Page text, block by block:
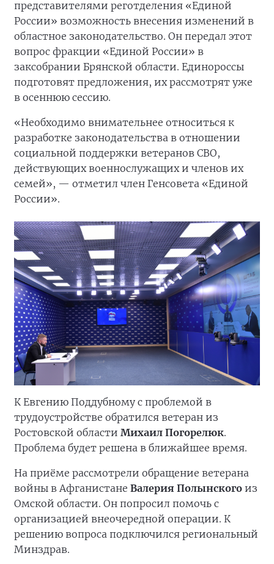
представителями реготделения «Единой
России» возможность внесения изменений в
областное законодательство. Он передал этот
вопрос фракции «Единой России» в
заксобрании Брянской области. Единороссы
подготовят предложения, их рассмотрят уже
в осеннюю сессию.
«Необходимо внимательнее относиться к
разработке законодательства в отношении
социальной поддержки ветеранов СВО,
действующих военнослужащих и членов их
семей», — отметил член Генсовета «Единой
России».
К Евгению Поддубному с проблемой в
трудоустройстве обратился ветеран из
Ростовской области Михаил Погорелюк.
Проблема будет решена в ближайшее время.
На приёме рассмотрели обращение ветерана
войны в Афганистане Валерия Полынского из
Омской области. Он попросил помочь с
организацией внеочередной операции. К
решению вопроса подключился региональный
Минздрав.